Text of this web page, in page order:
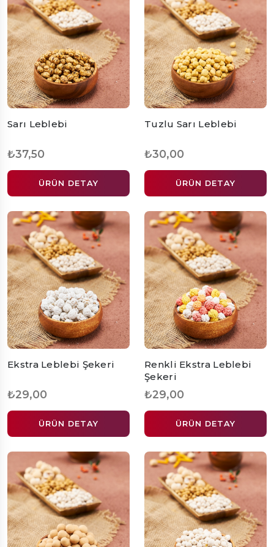
Sarı Leblebi
₺37,50
ÜRÜN DETAY
Tuzlu Sarı Leblebi
₺30,00
ÜRÜN DETAY
Ekstra Leblebi Şekeri
₺29,00
ÜRÜN DETAY
Renkli Ekstra Leblebi
Şekeri
₺29,00
ÜRÜN DETAY